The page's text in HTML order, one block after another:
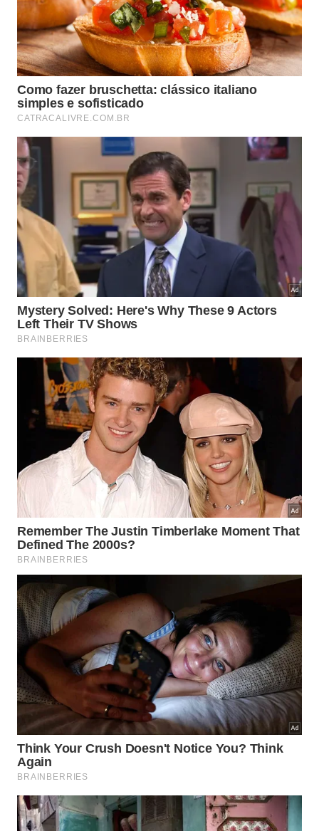
Além da questão do estacionamento, a empresa
pretende reduzir a lotação dos ônibus e barcos e
priorizar o transporte para hóspedes dos hotéis
Disney e visitantes que realmente tenham reservas
em restaurantes, spas ou outras atividades
oferecidas pelos resorts.
Entrada do Grand Floridian Resort & Spa; um dos hotéis de
luxo da Disney -
Márcio Diniz/Catraca Livre
A nova política não altera, por enquanto, o
funcionamento do restante da rede de transporte
gratuito do Walt Disney World Resort. Ônibus,
monotrilho, barcos e Skyliner continuam operando
normalmente entre parques, hotéis e outras áreas
do complexo.
Quem continua podendo utilizar o
transporte
Os hóspedes dos hotéisDisneyseguem com acesso
normal ao sistema de transporte interno durante
toda a estadia. Já visitantes que tenham reservas
confirmadas em restaurantes, tratamentos de spa,
atividades esportivas ou outras experiências
oferecidas nos resorts também poderão embarcar
mediante comprovação.